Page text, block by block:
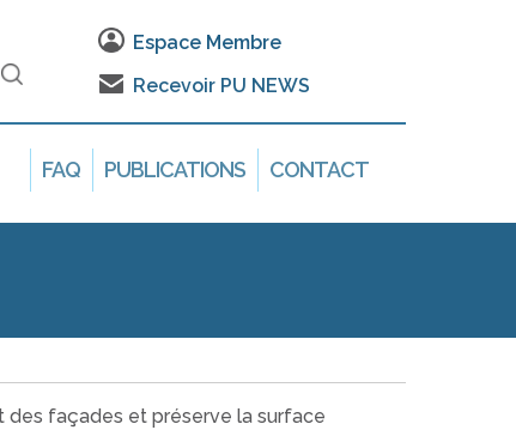
Espace Membre
Recevoir PU NEWS
FAQ PUBLICATIONS CONTACT
des façades et préserve la surface